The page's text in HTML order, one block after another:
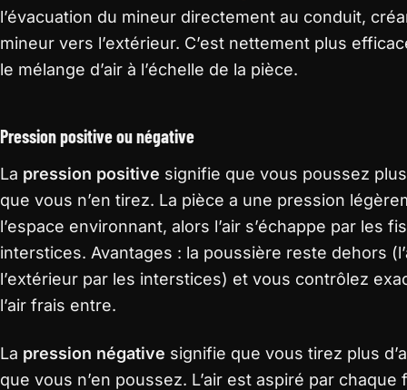
l’évacuation du mineur directement au conduit,
mineur vers l’extérieur. C’est nettement plus
le mélange d’air à l’échelle de la pièce.
Pression positive ou négative
La pression positive signifie que vous poussez
que vous n’en tirez. La pièce a une pression
l’espace environnant, alors l’air s’échappe par les
interstices. Avantages : la poussière reste dehors
l’extérieur par les interstices) et vous contrôlez
l’air frais entre.
La pression négative signifie que vous tirez plus
que vous n’en poussez. L’air est aspiré par